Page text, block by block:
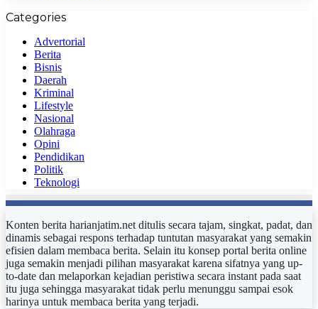
Categories
Advertorial
Berita
Bisnis
Daerah
Kriminal
Lifestyle
Nasional
Olahraga
Opini
Pendidikan
Politik
Teknologi
Konten berita harianjatim.net ditulis secara tajam, singkat, padat, dan
dinamis sebagai respons terhadap tuntutan masyarakat yang semakin
efisien dalam membaca berita. Selain itu konsep portal berita online
juga semakin menjadi pilihan masyarakat karena sifatnya yang up-
to-date dan melaporkan kejadian peristiwa secara instant pada saat
itu juga sehingga masyarakat tidak perlu menunggu sampai esok
harinya untuk membaca berita yang terjadi.